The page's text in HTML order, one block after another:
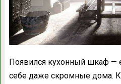
Появился кухонный шкаф —
себе даже скромные дома.